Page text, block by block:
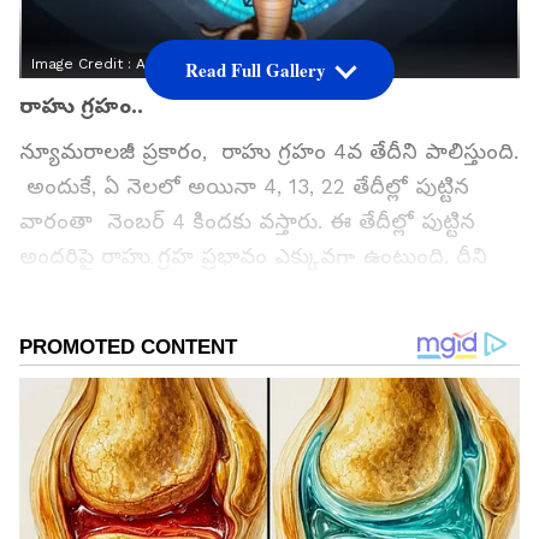
Image Credit : Asianet News
రాహు గ్రహం..
న్యూమరాలజీ ప్రకారం, రాహు గ్రహం 4వ తేదీని పాలిస్తుంది.
అందుకే, ఏ నెలలో అయినా 4, 13, 22 తేదీల్లో పుట్టిన
వారంతా నెంబర్ 4 కిందకు వస్తారు. ఈ తేదీల్లో పుట్టిన
అందరిపై రాహు గ్రహ ప్రభావం ఎక్కువగా ఉంటుంది. దీని
గూగుల్‌లో ఆసక్తికరమైన సమాచారం కోసం ఏసియానెట్ తెలుగు
ను మీ ఫ్రిఫర్డ్ సోర్స్ గా ఎంచుకోండి
Read Full Gallery